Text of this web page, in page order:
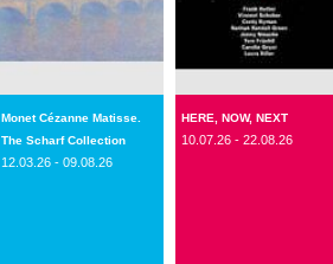
Monet Cézanne Matisse.
The Scharf Collection
12.03.26 - 09.08.26
HERE, NOW, NEXT
10.07.26 - 22.08.26